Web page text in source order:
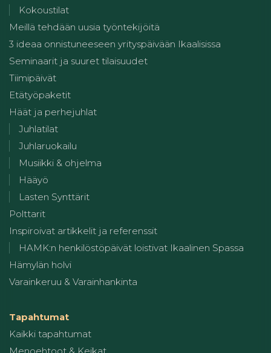
Kokoustilat
Meillä tehdään uusia työntekijöitä
3 ideaa onnistuneeseen yrityspäivään Ikaalisissa
Seminaarit ja suuret tilaisuudet
Tiimipäivät
Etätyöpaketit
Häät ja perhejuhlat
Juhlatilat
Juhlaruokailu
Musiikki & ohjelma
Hääyö
Lasten Synttärit
Polttarit
Inspiroivat artikkelit ja referenssit
HAMK:n henkilöstöpäivät loistivat Ikaalinen Spassa
Hämylän holvi
Varainkeruu & Varainhankinta
Tapahtumat
Kaikki tapahtumat